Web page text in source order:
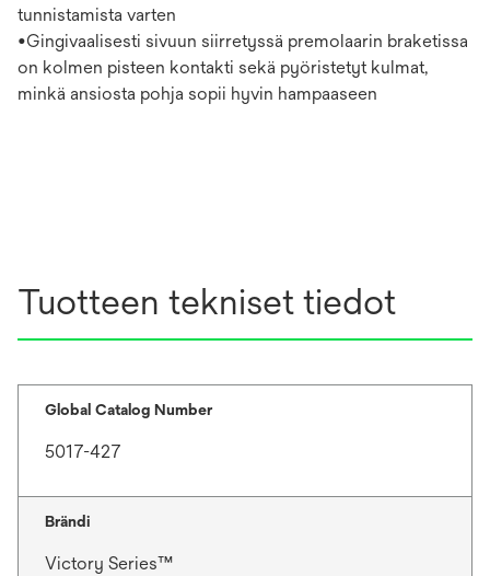
tunnistamista varten
•Gingivaalisesti sivuun siirretyssä premolaarin braketissa
on kolmen pisteen kontakti sekä pyöristetyt kulmat,
minkä ansiosta pohja sopii hyvin hampaaseen
Tuotteen tekniset tiedot
Global Catalog Number
5017-427
Brändi
Victory Series™